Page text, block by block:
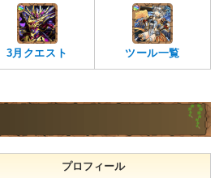
3月クエスト ツール一覧
プロフィール